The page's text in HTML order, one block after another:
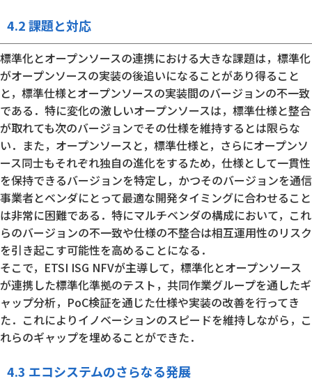
4.2 課題と対応
標準化とオープンソースの連携における大きな課題は，標準化
がオープンソースの実装の後追いになることがあり得ること
と，標準仕様とオープンソースの実装間のバージョンの不一致
である．特に変化の激しいオープンソースは，標準仕様と整合
が取れても次のバージョンでその仕様を維持するとは限らな
い．また，オープンソースと，標準仕様と，さらにオープンソ
ース同士もそれぞれ独自の進化をするため，仕様として一貫性
を保持できるバージョンを特定し，かつそのバージョンを通信
事業者とベンダにとって最適な開発タイミングに合わせること
は非常に困難である．特にマルチベンダの構成において，これ
らのバージョンの不一致や仕様の不整合は相互運用性のリスク
を引き起こす可能性を高めることになる．
そこで，ETSI ISG NFVが主導して，標準化とオープンソース
が連携した標準化準拠のテスト，共同作業グループを通したギ
ャップ分析，PoC検証を通じた仕様や実装の改善を行ってき
た．これによりイノベーションのスピードを維持しながら，こ
れらのギャップを埋めることができた．
4.3 エコシステムのさらなる発展